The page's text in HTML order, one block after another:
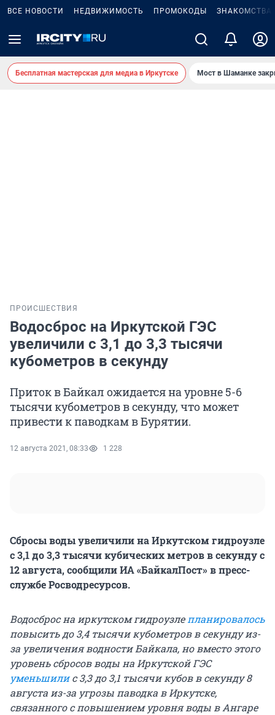
ВСЕ НОВОСТИ НЕДВИЖИМОСТЬ ПРОМОКОДЫ ЗНАКОМСТВА
Бесплатная мастерская для медиа в Иркутске Мост в Шаманке
ПРОИСШЕСТВИЯ
Водосброс на Иркутской ГЭС
увеличили с 3,1 до 3,3 тысячи
кубометров в секунду
Приток в Байкал ожидается на уровне 5-6
тысячи кубометров в секунду, что может
привести к паводкам в Бурятии.
12 августа 2021, 08:33 1 228
Сбросы воды увеличили на Иркутском гидроузле
с 3,1 до 3,3 тысячи кубических метров в секунду с
12 августа, сообщили ИА «БайкалПост» в пресс-
службе Росводресурсов.
Водосброс на иркутском гидроузле планировалось
повысить до 3,4 тысячи кубометров в секунду из-
за увеличения водности Байкала, но вместо этого
уровень сбросов воды на Иркутской ГЭС
уменьшилис 3,3 до 3,1 тысячи кубов в секунду 8
августа из-за угрозы паводка в Иркутске,
связанного с повышением уровня воды в Ангаре